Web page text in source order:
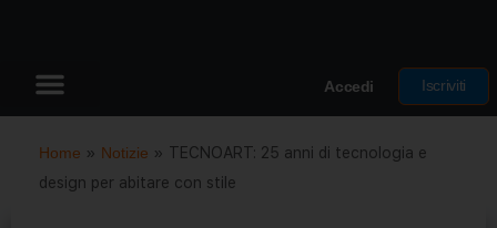
Accedi Iscriviti
Home » Notizie » TECNOART: 25 anni di tecnologia e
design per abitare con stile